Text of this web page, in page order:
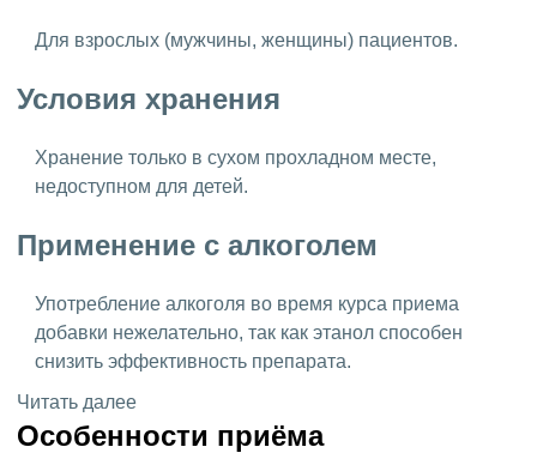
Для взрослых (мужчины, женщины) пациентов.
Условия хранения
Хранение только в сухом прохладном месте,
недоступном для детей.
Применение с алкоголем
Употребление алкоголя во время курса приема
добавки нежелательно, так как этанол способен
снизить эффективность препарата.
Читать далее
Особенности приёма